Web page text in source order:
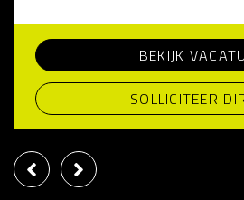
BEKIJK
SOLLICITEER